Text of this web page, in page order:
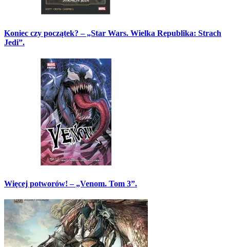
Koniec czy początek? – „Star Wars. Wielka Republika: Strach
Jedi”.
Więcej potworów! – „Venom. Tom 3”.